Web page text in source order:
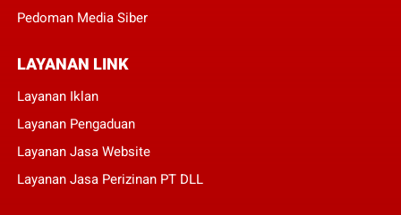
Pedoman Media Siber
LAYANAN LINK
Layanan Iklan
Layanan Pengaduan
Layanan Jasa Website
Layanan Jasa Perizinan PT DLL